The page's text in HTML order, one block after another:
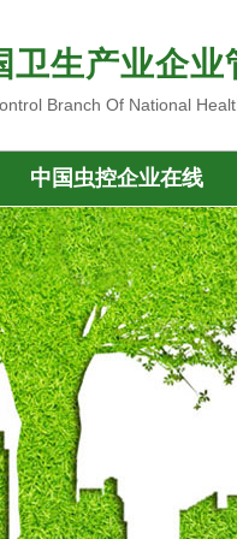
卫生产业企
Branch Of National
中国虫控企业在线